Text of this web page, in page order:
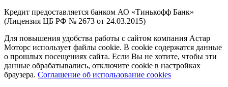
Кредит предоставляется банком АО «Тинькофф Банк»
(Лицензия ЦБ РФ № 2673 от 24.03.2015)
Для повышения удобства работы с сайтом компания Астар
Моторс использует файлы cookie. В cookie содержатся данные
о прошлых посещениях сайта. Если Вы не хотите, чтобы эти
данные обрабатывались, отключите cookie в настройках
браузера. Соглашение об использование cookies